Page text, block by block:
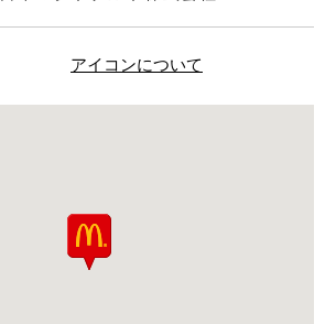
アイコンについて